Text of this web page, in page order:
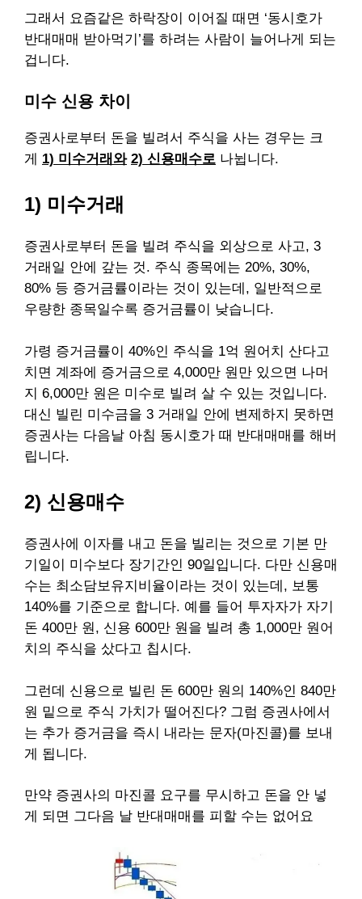
그래서 요즘같은 하락장이 이어질 때면 ‘동시호가
반대매매 받아먹기’를 하려는 사람이 늘어나게 되는
겁니다.
미수 신용 차이
증권사로부터 돈을 빌려서 주식을 사는 경우는 크
게 1) 미수거래와 2) 신용매수로 나뉩니다.
1) 미수거래
증권사로부터 돈을 빌려 주식을 외상으로 사고, 3
거래일 안에 갚는 것. 주식 종목에는 20%, 30%,
80% 등 증거금률이라는 것이 있는데, 일반적으로
우량한 종목일수록 증거금률이 낮습니다.
가령 증거금률이 40%인 주식을 1억 원어치 산다고
치면 계좌에 증거금으로 4,000만 원만 있으면 나머
지 6,000만 원은 미수로 빌려 살 수 있는 것입니다.
대신 빌린 미수금을 3 거래일 안에 변제하지 못하면
증권사는 다음날 아침 동시호가 때 반대매매를 해버
립니다.
2) 신용매수
증권사에 이자를 내고 돈을 빌리는 것으로 기본 만
기일이 미수보다 장기간인 90일입니다. 다만 신용매
수는 최소담보유지비율이라는 것이 있는데, 보통
140%를 기준으로 합니다. 예를 들어 투자자가 자기
돈 400만 원, 신용 600만 원을 빌려 총 1,000만 원어
치의 주식을 샀다고 칩시다.
그런데 신용으로 빌린 돈 600만 원의 140%인 840만
원 밑으로 주식 가치가 떨어진다? 그럼 증권사에서
는 추가 증거금을 즉시 내라는 문자(마진콜)를 보내
게 됩니다.
만약 증권사의 마진콜 요구를 무시하고 돈을 안 넣
게 되면 그다음 날 반대매매를 피할 수는 없어요